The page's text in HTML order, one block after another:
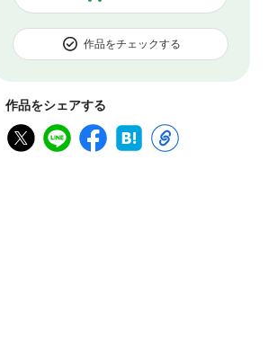
作品をチェックする
作品をシェアする